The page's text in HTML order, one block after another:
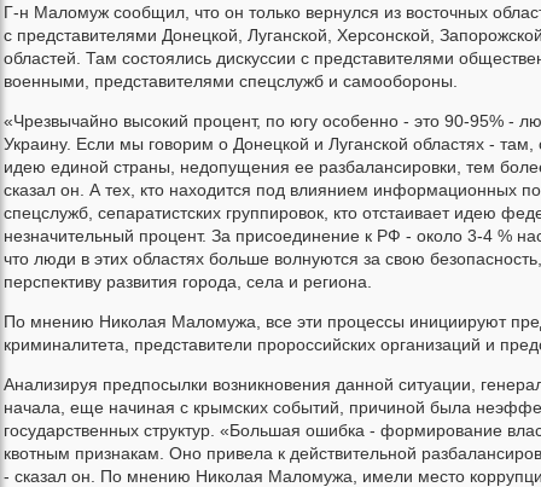
Г-н Маломуж сообщил, что он только вернулся из восточных
с представителями Донецкой, Луганской, Херсонской,
областей. Там состоялись дискуссии с представителями
военными, представителями спецслужб и самообороны.
«Чрезвычайно высокий процент, по югу особенно - это 90-95% -
Украину. Если мы говорим о Донецкой и Луганской областях -
идею единой страны, недопущения ее разбалансировки, тем
сказал он. А тех, кто находится под влиянием информационных
спецслужб, сепаратистских группировок, кто отстаивает идею
незначительный процент. За присоединение к РФ - около 3-4 %
что люди в этих областях больше волнуются за свою
перспективу развития города, села и региона.
По мнению Николая Маломужа, все эти процессы инициируют
криминалитета, представители пророссийских организаций и
Анализируя предпосылки возникновения данной ситуации,
начала, еще начиная с крымских событий, причиной была
государственных структур. «Большая ошибка - формирование
квотным признакам. Оно привела к действительной
- сказал он. По мнению Николая Маломужа, имели место